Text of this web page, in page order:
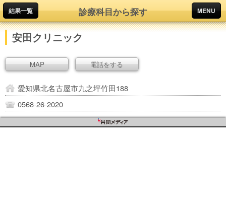
結果一覧 診療科目から探す MENU
安田クリニック
MAP 電話をする
愛知県北名古屋市九之坪竹田188
0568-26-2020